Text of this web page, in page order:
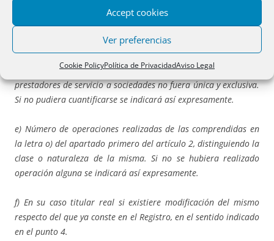
Accept cookies
Ver preferencias
Cookie PolicyPolítica de PrivacidadAviso Legal
c) Prestación de este tipo de servicios a no residentes en el
ejercicio de que se trate.
d) Volumen facturado por los servicios especificados en el
apartado a) en el ejercicio y en el precedente, si la actividad de
prestadores de servicio a sociedades no fuera única y exclusiva.
Si no pudiera cuantificarse se indicará así expresamente.
e) Número de operaciones realizadas de las comprendidas en
la letra o) del apartado primero del artículo 2, distinguiendo la
clase o naturaleza de la misma. Si no se hubiera realizado
operación alguna se indicará así expresamente.
f) En su caso titular real si existiere modificación del mismo
respecto del que ya conste en el Registro, en el sentido indicado
en el punto 4.